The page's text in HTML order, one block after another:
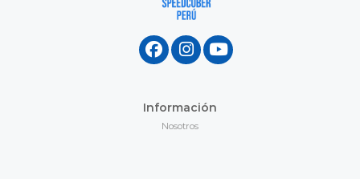
Información
Nosotros